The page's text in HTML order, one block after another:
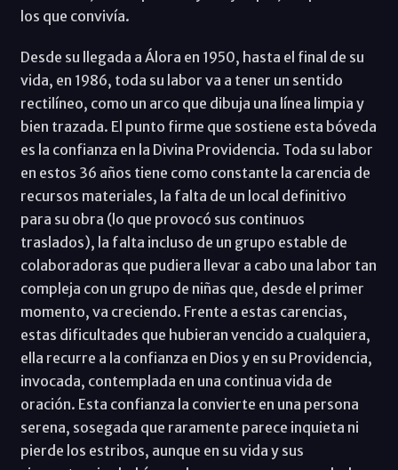
los que convivía.
Desde su llegada a Álora en 1950, hasta el final de su
vida, en 1986, toda su labor va a tener un sentido
rectilíneo, como un arco que dibuja una línea limpia y
bien trazada. El punto firme que sostiene esta bóveda
es la confianza en la Divina Providencia. Toda su labor
en estos 36 años tiene como constante la carencia de
recursos materiales, la falta de un local definitivo
para su obra (lo que provocó sus continuos
traslados), la falta incluso de un grupo estable de
colaboradoras que pudiera llevar a cabo una labor tan
compleja con un grupo de niñas que, desde el primer
momento, va creciendo. Frente a estas carencias,
estas dificultades que hubieran vencido a cualquiera,
ella recurre a la confianza en Dios y en su Providencia,
invocada, contemplada en una continua vida de
oración. Esta confianza la convierte en una persona
serena, sosegada que raramente parece inquieta ni
pierde los estribos, aunque en su vida y sus